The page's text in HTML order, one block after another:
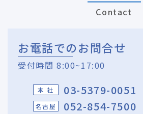
Contact
お電話でのお問合せ
受付時間 8:00~17:00
本 社 03-5379-0051
名古屋 052-854-7500